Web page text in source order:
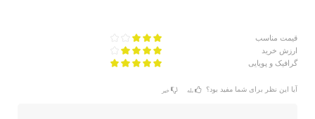
قیمت مناسب
ارزش خرید
گرافیک و پویایی
آیا این نظر برای شما مفید بود؟ بله خیر